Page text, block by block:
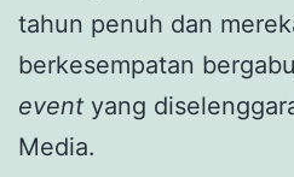
tahun penuh dan
berkesempatan
event yang
Media.